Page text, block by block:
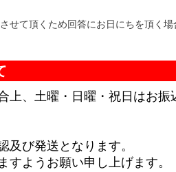
せて頂くため回答にお日にちを頂く場
上、土曜・日曜・祝日はお振
及び発送となります。
ようお願い申し上げます。